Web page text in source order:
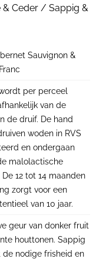
& Ceder / Sappig &
Sauvignon &
per perceel
van de
de druif. De hand
woden in RVS
en ondergaan
malolactische
12 tot 14 maanden
zorgt voor een
van 10 jaar.
geur van donker fruit
houttonen. Sappig
de nodige frisheid en